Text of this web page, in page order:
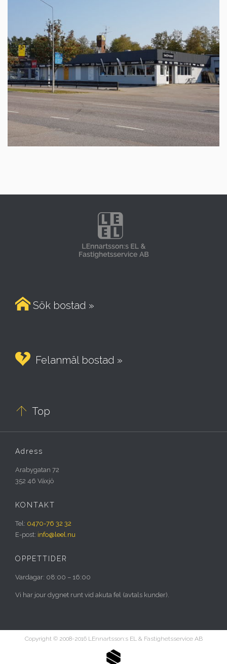
 Sök bostad »
 Felanmäl bostad »
 Top
Adress
Arabygatan 72
352 46 Växjö
KONTAKT
Tel: 0470-76 32 32
E-post: info@leel.nu
ÖPPETTIDER
Vardagar: 08:00 – 16:00
Vi har jour dygnet runt vid akuta fel (avtals kunder).
Copyright © 2008-2016 LEnnartsson:s EL & Fastighetsservice AB